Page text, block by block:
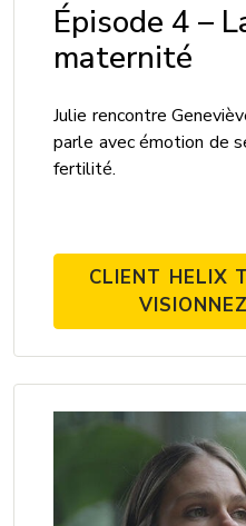
Épisode 4 –
maternité
Julie rencontre
parle avec émotion de
fertilité.
CLIENT HELIX